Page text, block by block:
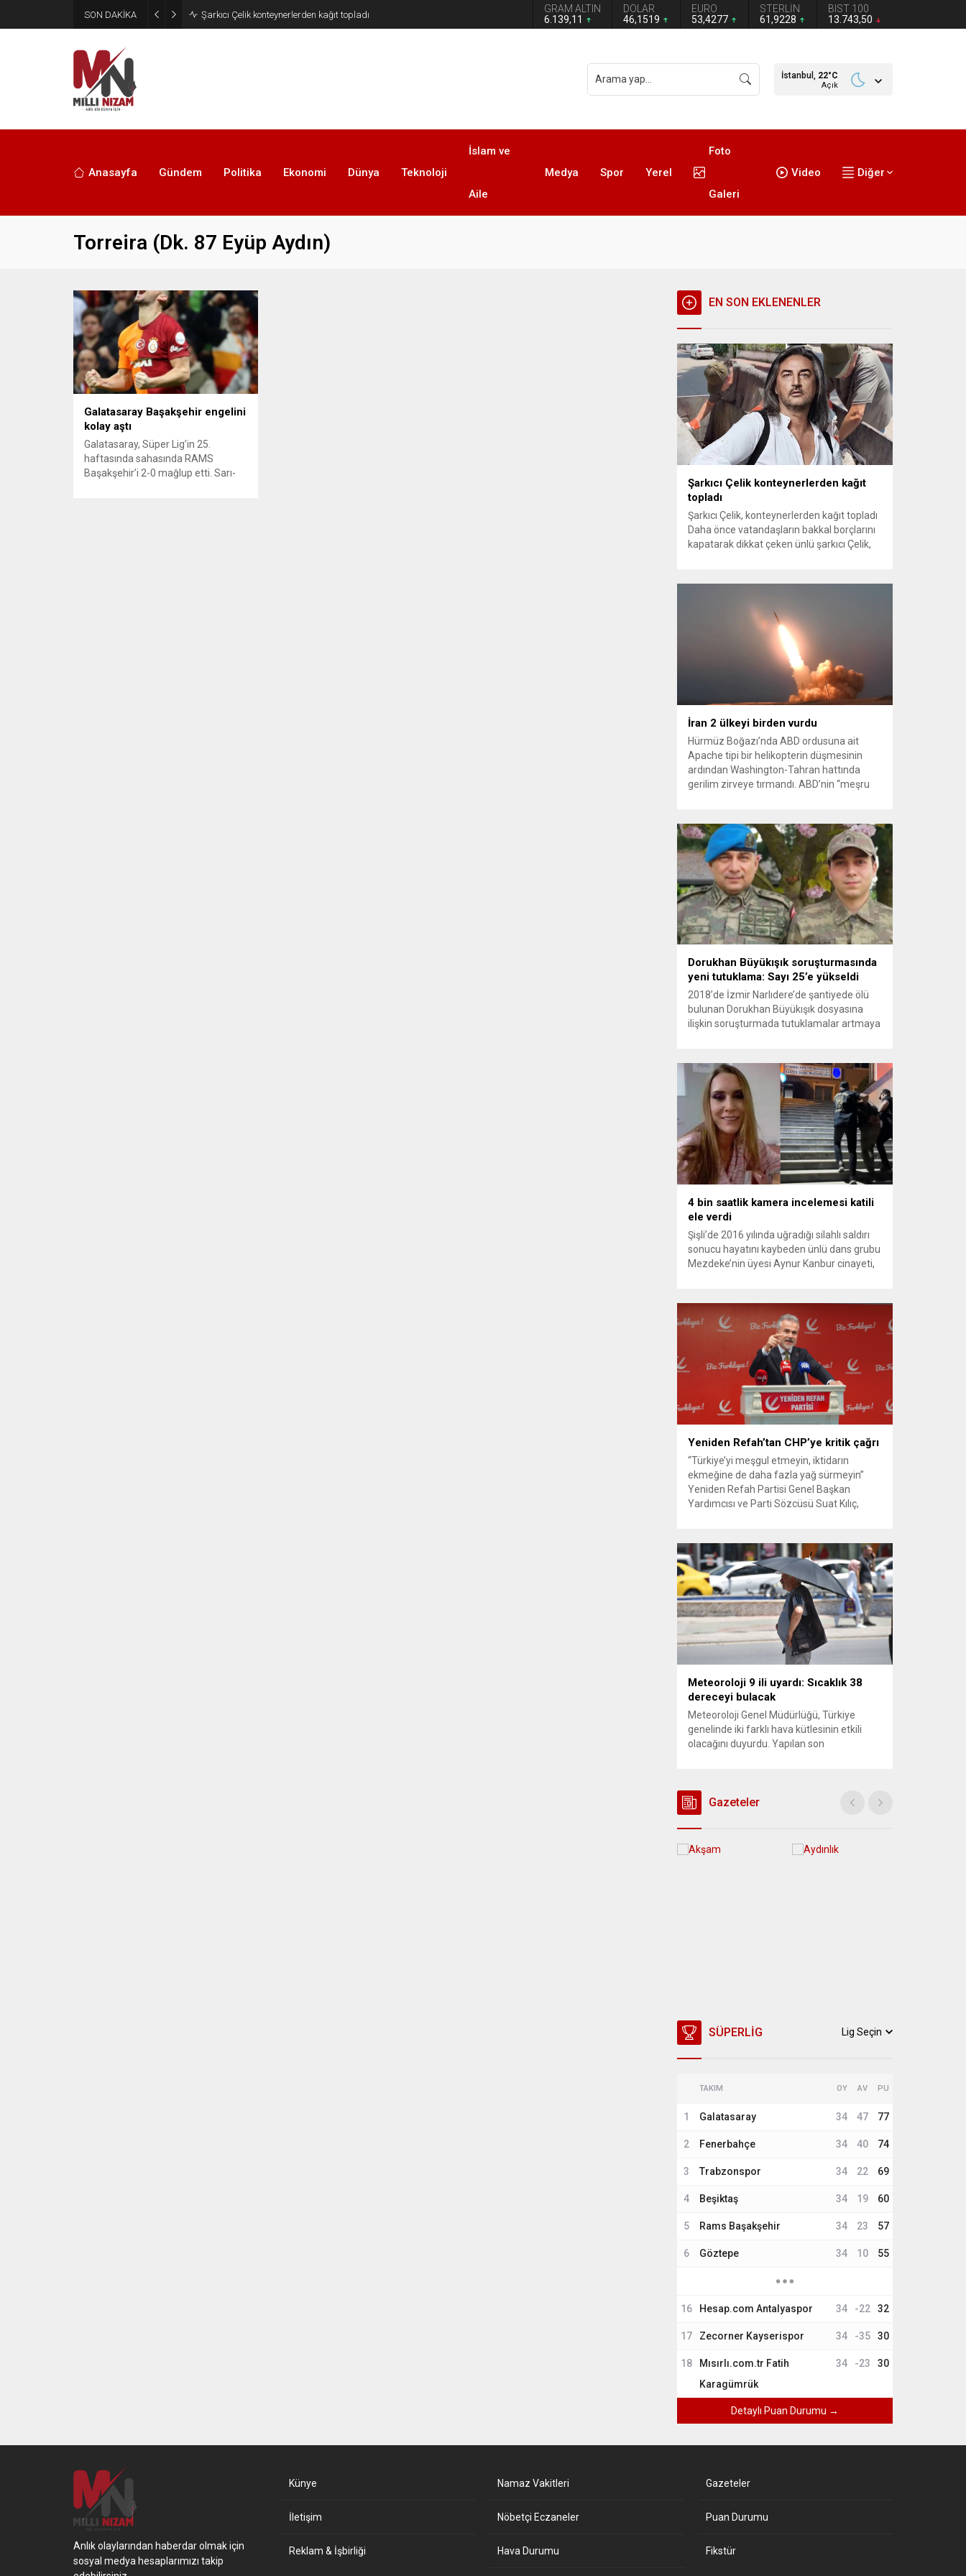
SON DAKİKA İran 2 ülkeyi birden vurdu
GRAM ALTIN
6.139,11
DOLAR
46,1519
EURO
53,4277
STERLİN
61,9228
BIST 100
13.743,50
İstanbul, 22°C
Açık
Anasayfa Gündem Politika Ekonomi Dünya Teknoloji
İslam ve
Aile
Medya Spor Yerel
Foto
Galeri
Video Diğer
Torreira (Dk. 87 Eyüp Aydın)
Galatasaray Başakşehir engelini
kolay aştı
Galatasaray, Süper Lig’in 25.
haftasında sahasında RAMS
Başakşehir’i 2-0 mağlup etti. Sarı-
EN SON EKLENENLER
Şarkıcı Çelik konteynerlerden kağıt
topladı
Şarkıcı Çelik, konteynerlerden kağıt topladı
Daha önce vatandaşların bakkal borçlarını
kapatarak dikkat çeken ünlü şarkıcı Çelik,
kağıt toplayarak geçimini sağlayan Serpil
konteynerlerden kağıt topladı. Ünlü şarkıcı
Çelik, Samsun’un İlkadım ilçesinde çöpten
İran 2 ülkeyi birden vurdu
Hürmüz Boğazı’nda ABD ordusuna ait
Apache tipi bir helikopterin düşmesinin
ardından Washington-Tahran hattında
gerilim zirveye tırmandı. ABD’nin “meşru
vurmasına, İran Devrim Muhafızları
Bahreyn ve Ürdün’deki Amerikan askeri
üslerini hedef alarak sert karşılık verdi.
Tahran, yeni bir ABD saldırısına anında
yanıt verileceğini duyurdu....
Dorukhan Büyükışık soruşturmasında
yeni tutuklama: Sayı 25’e yükseldi
2018’de İzmir Narlıdere’de şantiyede ölü
bulunan Dorukhan Büyükışık dosyasına
ilişkin soruşturmada tutuklamalar artmaya
tutuklanmasıyla dosyadaki tutuklu sayısı
25’e yükseldi. İzmir’in Narlıdere ilçesinde
2018 yılında şantiyede ölü bulunan
Dorukhan Büyükışık’a ilişkin yeniden açılan
soruşturmada tutuklamalar genişliyor. Son
olarak dönemin...
4 bin saatlik kamera incelemesi katili
ele verdi
Şişli’de 2016 yılında uğradığı silahlı saldırı
sonucu hayatını kaybeden ünlü dans grubu
Mezdeke’nin üyesi Aynur Kanbur cinayeti,
Akbil kaydını inceleyen Cinayet Büro
ekipleri, cinayeti işlediğini itiraf eden
maktulün akrabası Bülent G. ile azmettirici
olduğu öne sürülen 2...
Yeniden Refah’tan CHP’ye kritik çağrı
“Türkiye’yi meşgul etmeyin, iktidarın
ekmeğine de daha fazla yağ sürmeyin”
Yeniden Refah Partisi Genel Başkan
Yardımcısı ve Parti Sözcüsü Suat Kılıç,
muhalefetsiz, ana muhalefet gündemsiz
kalmamalıdır. Bir an önce anlaşın, kurultay
kararı alın, sorunun kaynağı değil, çözümün
adresi olun. Türkiye’yi...
Meteoroloji 9 ili uyardı: Sıcaklık 38
dereceyi bulacak
Meteoroloji Genel Müdürlüğü, Türkiye
genelinde iki farklı hava kütlesinin etkili
olacağını duyurdu. Yapılan son
geçişleri beklenirken; Ege ve Güneydoğu
Anadolu bölgelerindeki 9 ilde ise hava
sıcaklıkları mevsim normallerinin üzerine
çıkarak yaz değerlerine ulaşacak. Ayrıca...
Gazeteler
SÜPERLIG Lig Seçin
TAKIM OY AV PU
1 Galatasaray 34 47 77
2 Fenerbahçe 34 40 74
3 Trabzonspor 34 22 69
4 Beşiktaş 34 19 60
5 Rams Başakşehir 34 23 57
6 Göztepe 34 10 55
16 Hesap.com Antalyaspor 34 -22 32
17 Zecorner Kayserispor 34 -35 30
18
Mısırlı.com.tr Fatih
Karagümrük
34 -23 30
Detaylı Puan Durumu →
Anlık olaylarından haberdar olmak için
sosyal medya hesaplarımızı takip
Künye
İletişim
Reklam & İşbirliği
Namaz Vakitleri
Nöbetçi Eczaneler
Hava Durumu
Gazeteler
Puan Durumu
Fikstür